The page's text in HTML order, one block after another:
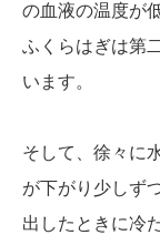
の血液の温度が
ふくらはぎは第
います。
そして、徐々に
が下がり少しず
出したときに冷